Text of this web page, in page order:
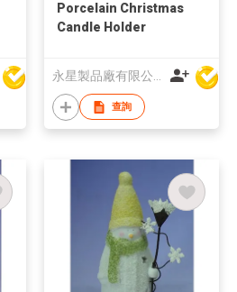
Porcelain Christmas
Candle Holder
永星製品廠有限公司
查詢